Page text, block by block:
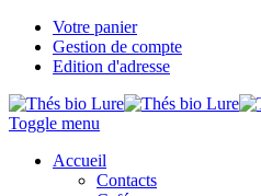
Votre panier
Gestion de compte
Edition d'adresse
Toggle menu
Accueil
Contacts